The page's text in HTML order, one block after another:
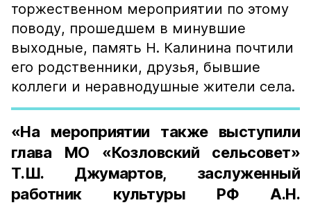
торжественном мероприятии по этому
поводу, прошедшем в минувшие
выходные, память Н. Калинина почтили
его родственники, друзья, бывшие
коллеги и неравнодушные жители села.
«На мероприятии также выступили
глава МО «Козловский сельсовет»
Т.Ш. Джумартов, заслуженный
работник культуры РФ А.Н.